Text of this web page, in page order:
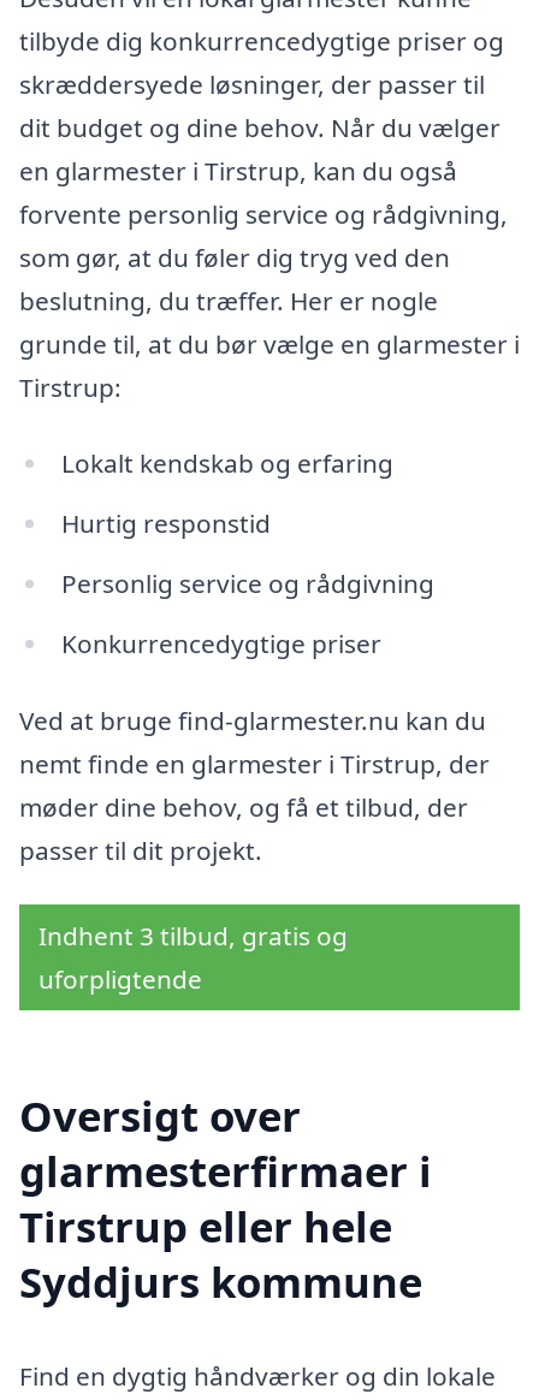
tilbyde dig konkurrencedygtige priser og
skræddersyede løsninger, der passer til
dit budget og dine behov. Når du vælger
en glarmester i Tirstrup, kan du også
forvente personlig service og rådgivning,
som gør, at du føler dig tryg ved den
beslutning, du træffer. Her er nogle
grunde til, at du bør vælge en glarmester i
Tirstrup:
Lokalt kendskab og erfaring
Hurtig responstid
Personlig service og rådgivning
Konkurrencedygtige priser
Ved at bruge find-glarmester.nu kan du
nemt finde en glarmester i Tirstrup, der
møder dine behov, og få et tilbud, der
passer til dit projekt.
Indhent 3 tilbud, gratis og
uforpligtende
Oversigt over
glarmesterfirmaer i
Tirstrup eller hele
Syddjurs kommune
Find en dygtig håndværker og din lokale